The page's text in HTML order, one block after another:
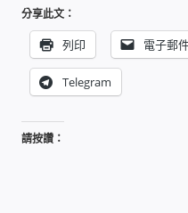
OpenMediaVault
NAS到府安裝服務
分享此文：
列印 電子郵
Telegram
請按讚：